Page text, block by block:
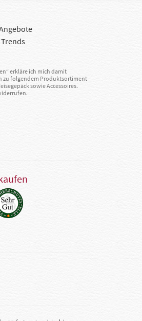
erkläre ich mich damit
zu folgendem Produktsortiment
sowie Accessoires.